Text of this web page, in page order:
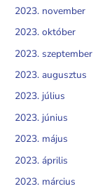
2023. november
2023. október
2023. szeptember
2023. augusztus
2023. július
2023. június
2023. május
2023. április
2023. március